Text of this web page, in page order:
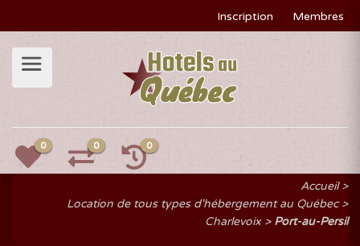
Inscription Membres
0 0 0
Accueil
Location de tous types d'hébergement au Québec
Charlevoix
Port-au-Persil